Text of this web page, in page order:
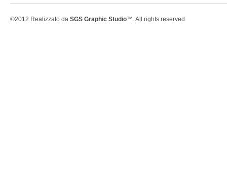
©2012 Realizzato da SGS Graphic Studio™. All rights reserved